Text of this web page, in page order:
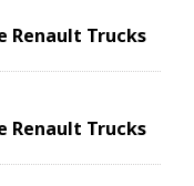
Renault Trucks
Renault Trucks